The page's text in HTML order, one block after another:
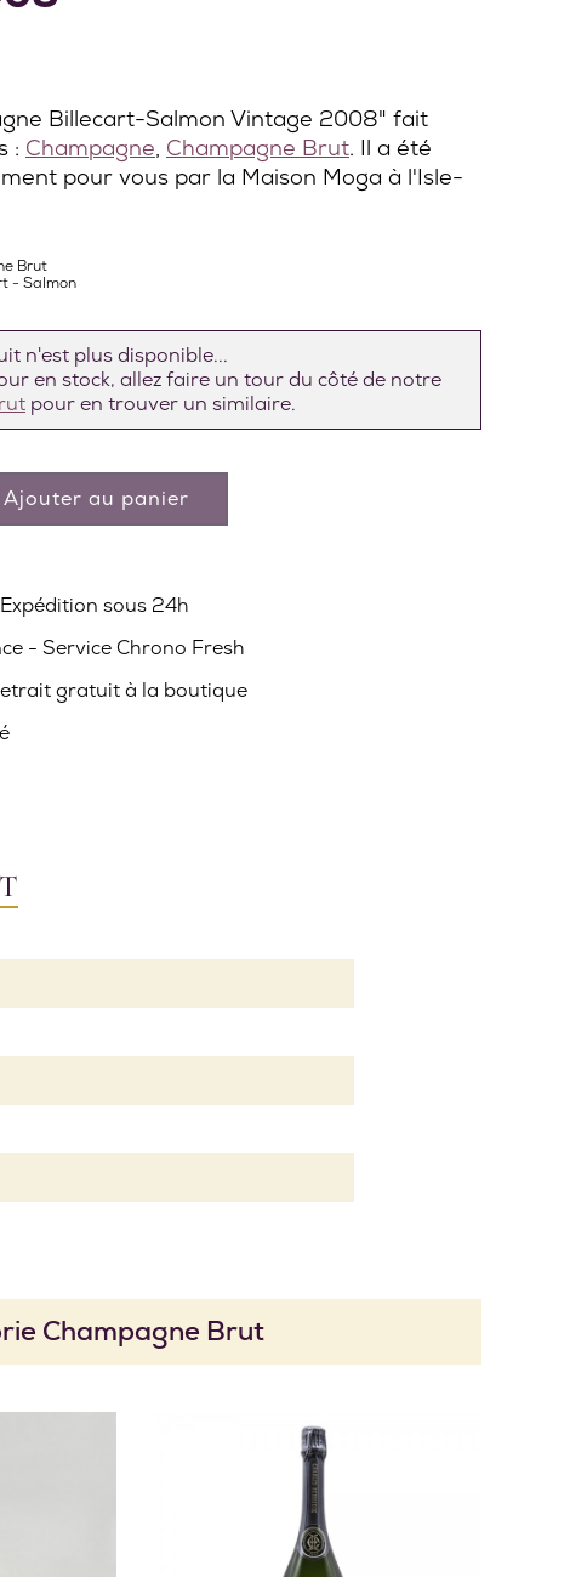
Billecart-Salmon Vintage 2008" fait
: Champagne, Champagne Brut. Il a été
pour vous par la Maison Moga à l'Isle-
Brut
- Salmon
n'est plus disponible...
en stock, allez faire un tour du côté de notre
pour en trouver un similaire.
Ajouter au panier
sous 24h
- Service Chrono Fresh
gratuit à la boutique
Champagne Brut